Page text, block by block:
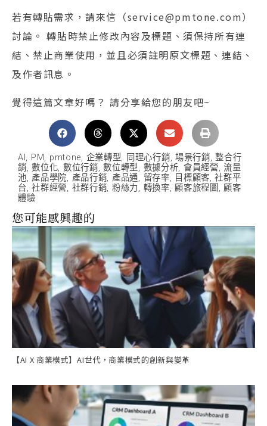
若有轉貼需求，請來信（service@pmtone.com）
討論。 轉貼時禁止修改內容及標題、須保持所有連
結、禁止商業使用，並且必須註明原文標題、連結、
及作者訊息。
覺得這篇文章好嗎？ 請分享給您的朋友吧~
AI , PM, pmtone, 企業轉型, 同理心行銷, 場景行銷, 整合行
銷,數位化, 數位行銷,數位轉型, 數據分析, 會員經營,流量
池, 產品學院, 產品行銷, 產品通, 留存率, 目標顧客,社群平
台,社群經營, 社群行銷, 粉絲力, 轉換率, 顧客旅程圖 , 顧客
體驗
您可能感興趣的
【AI X 商業模式】AI世代，商業模式的創新與變革